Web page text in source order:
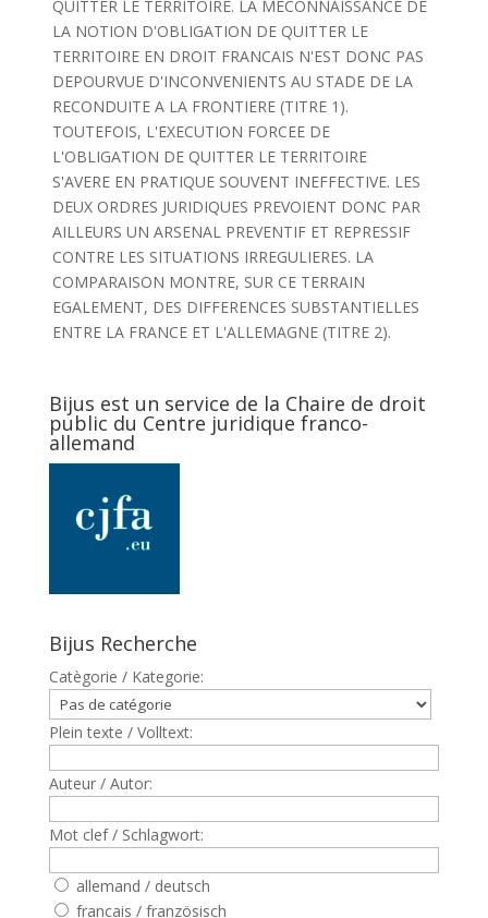
QUITTER LE TERRITOIRE. LA MECONNAISSANCE DE
LA NOTION D'OBLIGATION DE QUITTER LE
TERRITOIRE EN DROIT FRANCAIS N'EST DONC PAS
DEPOURVUE D'INCONVENIENTS AU STADE DE LA
RECONDUITE A LA FRONTIERE (TITRE 1).
TOUTEFOIS, L'EXECUTION FORCEE DE
L'OBLIGATION DE QUITTER LE TERRITOIRE
S'AVERE EN PRATIQUE SOUVENT INEFFECTIVE. LES
DEUX ORDRES JURIDIQUES PREVOIENT DONC PAR
AILLEURS UN ARSENAL PREVENTIF ET REPRESSIF
CONTRE LES SITUATIONS IRREGULIERES. LA
COMPARAISON MONTRE, SUR CE TERRAIN
EGALEMENT, DES DIFFERENCES SUBSTANTIELLES
ENTRE LA FRANCE ET L'ALLEMAGNE (TITRE 2).
Bijus est un service de la Chaire de droit
public du Centre juridique franco-
allemand
Bijus Recherche
Catègorie / Kategorie:
Plein texte / Volltext:
Auteur / Autor:
Mot clef / Schlagwort:
allemand / deutsch
francais / französisch